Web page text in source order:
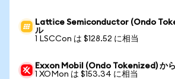
Lattice Semiconductor (Ondo
ル
1 LSCCon は $128.52 に相当
Exxon Mobil (Ondo Tokenized) か
1 XOMon は $153.34 に相当